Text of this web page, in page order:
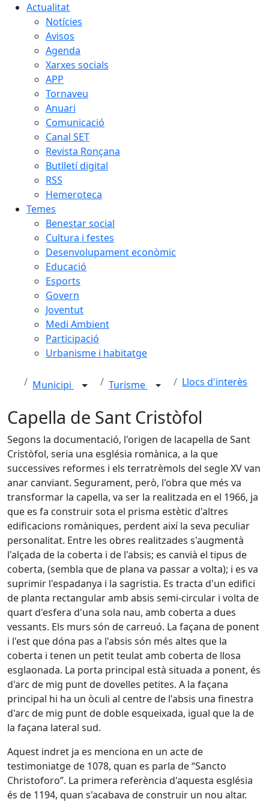
Actualitat
Notícies
Avisos
Agenda
Xarxes socials
APP
Tornaveu
Anuari
Comunicació
Canal SET
Revista Ronçana
Butlletí digital
RSS
Hemeroteca
Temes
Benestar social
Cultura i festes
Desenvolupament econòmic
Educació
Esports
Govern
Joventut
Medi Ambient
Participació
Urbanisme i habitatge
Municipi Turisme Llocs d'interès
Capella de Sant Cristòfol
Segons la documentació, l'origen de lacapella de Sant
Cristòfol, seria una església romànica, a la que
successives reformes i els terratrèmols del segle XV van
anar canviant. Segurament, però, l'obra que més va
transformar la capella, va ser la realitzada en el 1966, ja
que es fa construir sota el prisma estètic d'altres
edificacions romàniques, perdent així la seva peculiar
personalitat. Entre les obres realitzades s'augmentà
l'alçada de la coberta i de l'absis; es canvià el tipus de
coberta, (sembla que de plana va passar a volta); i es va
suprimir l'espadanya i la sagristia. Es tracta d'un edifici
de planta rectangular amb absis semi-circular i volta de
quart d'esfera d'una sola nau, amb coberta a dues
vessants. Els murs són de carreuó. La façana de ponent
i l'est que dóna pas a l'absis són més altes que la
coberta i tenen un petit teulat amb coberta de llosa
esglaonada. La porta principal està situada a ponent, és
d'arc de mig punt de dovelles petites. A la façana
principal hi ha un òculi al centre de l'absis una finestra
d'arc de mig punt de doble esqueixada, igual que la de
la façana lateral sud.
Aquest indret ja es menciona en un acte de
testimoniatge de 1078, quan es parla de “Sancto
Christoforo”. La primera referència d'aquesta església
és de 1194, quan s'acabava de construir un nou altar.